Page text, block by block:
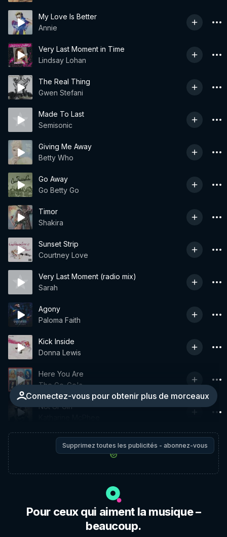
My Love Is Better
Annie
Very Last Moment in Time
Lindsay Lohan
The Real Thing
Gwen Stefani
Made To Last
Semisonic
Giving Me Away
Betty Who
Go Away
Go Betty Go
Timor
Shakira
Sunset Strip
Courtney Love
Very Last Moment (radio mix)
Sarah
Agony
Paloma Faith
Kick Inside
Donna Lewis
Connectez-vous pour obtenir plus de morceaux
Here You Are
The Go-Go's
Not Ur Girl
Supprimez toutes les publicités - abonnez-vous
Pour ceux qui aiment la musique –
beaucoup.